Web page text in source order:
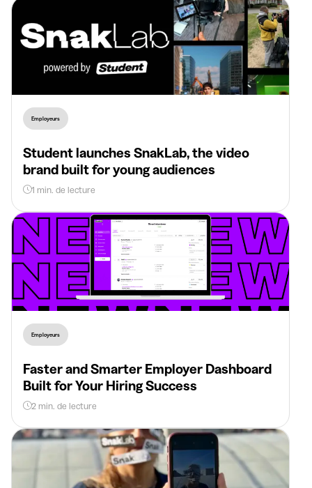
Employeurs
Student launches SnakLab, the video
brand built for young audiences
1 min. de lecture
Employeurs
Faster and Smarter Employer Dashboard
Built for Your Hiring Success
2 min. de lecture